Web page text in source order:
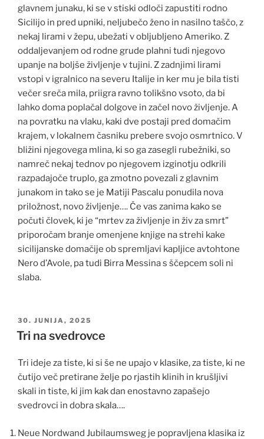
glavnem junaku, ki se v stiski odloči zapustiti rodno
Sicilijo in pred upniki, neljubečo ženo in nasilno taščo, z
nekaj lirami v žepu, ubežati v obljubljeno Ameriko. Z
oddaljevanjem od rodne grude plahni tudi njegovo
upanje na boljše življenje v tujini. Z zadnjimi lirami
vstopi v igralnico na severu Italije in ker mu je bila tisti
večer sreča mila, priigra ravno tolikšno vsoto, da bi
lahko doma poplačal dolgove in začel novo življenje. A
na povratku na vlaku, kaki dve postaji pred domačim
krajem, v lokalnem časniku prebere svojo osmrtnico. V
bližini njegovega mlina, ki so ga zasegli rubežniki, so
namreč nekaj tednov po njegovem izginotju odkrili
razpadajoče truplo, ga zmotno povezali z glavnim
junakom in tako se je Matiji Pascalu ponudila nova
priložnost, novo življenje…. Če vas zanima kako se
počuti človek, ki je “mrtev za življenje in živ za smrt”
priporočam branje omenjene knjige na strehi kake
sicilijanske domačije ob spremljavi kapljice avtohtone
Nero d’Avole, pa tudi Birra Messina s ščepcem soli ni
slaba.
OBJAVLJENO
DNE
30. JUNIJA, 2025
Tri na svedrovce
Tri ideje za tiste, ki si še ne upajo v klasike, za tiste, ki ne
čutijo več pretirane želje po rjastih klinih in krušljivi
skali in tiste, ki jim kak dan enostavno zapašejo
svedrovci in dobra skala….
Neue Nordwand Jubilaumsweg je popravljena klasika iz